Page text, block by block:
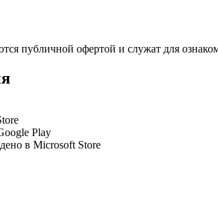
публичной офертой и служат для
Play
в Microsoft Store